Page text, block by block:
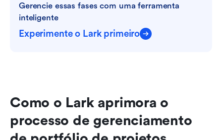
Gerencie essas fases com uma ferramenta
inteligente
Experimente o Lark primeiro
Como o Lark aprimora o
processo de gerenciamento